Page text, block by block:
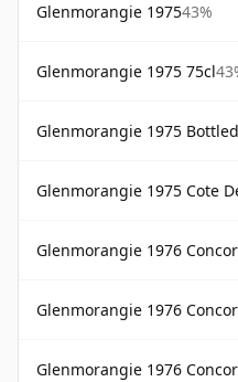
Glenmorangie 197543%
Glenmorangie 1975 75cl
Glenmorangie 1975
Glenmorangie 1975 Cote
Glenmorangie 1976
Glenmorangie 1976
Glenmorangie 1976